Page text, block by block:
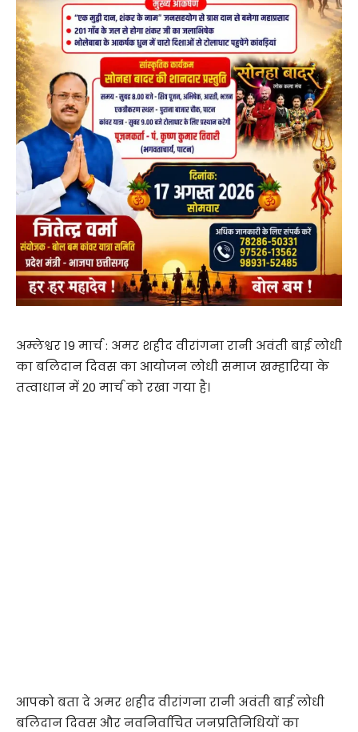
अम्लेश्वर 19 मार्च : अमर शहीद वीरांगना रानी अवंती बाई लोधी
का बलिदान दिवस का आयोजन लोधी समाज खम्हारिया के
तत्वाधान में 20 मार्च को रखा गया है।
आपको बता दे अमर शहीद वीरांगना रानी अवंती बाई लोधी
बलिदान दिवस और नवनिर्वाचित जनप्रतिनिधियों का